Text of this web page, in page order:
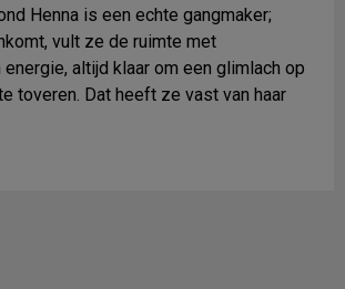
Henna is een echte gangmaker;
vult ze de ruimte met
altijd klaar om een glimlach op
toveren. Dat heeft ze vast van haar